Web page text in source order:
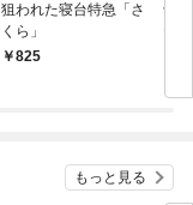
狙われた寝台特急「さ
くら」
825
十
もっと見る